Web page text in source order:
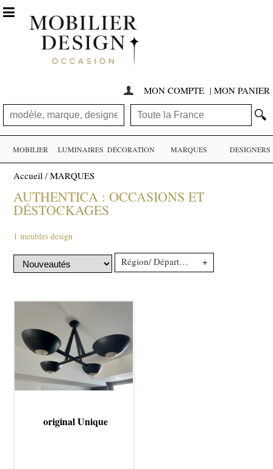
 MON COMPTE | MON PANIER
🔍

MOBILIER LUMINAIRES DÉCORATION MARQUES DESIGNERS
Accueil /MARQUES
AUTHENTICA : OCCASIONS ET
DÉSTOCKAGES
1 meubles design
Région/ Département +
original Unique